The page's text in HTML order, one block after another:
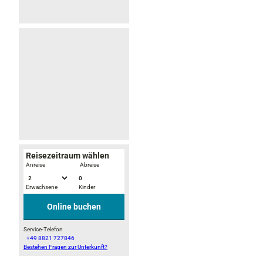
Reisezeitraum wählen
Anreise
-
Abreise
Erwachsene
0
Kinder
Online buchen
Service-Telefon
+49 8821 727846
Bestehen Fragen zur Unterkunft?